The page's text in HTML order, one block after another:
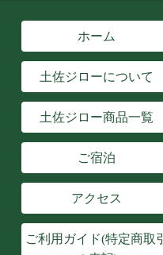
ホーム
土佐ジローについて
土佐ジロー商品一覧
ご宿泊
アクセス
ご利用ガイド(特定商取引